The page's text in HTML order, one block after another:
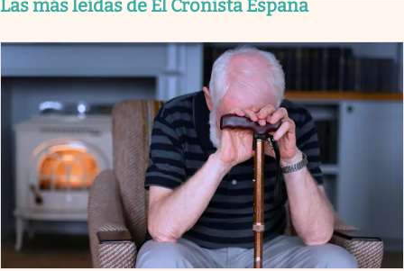
Las más leídas de El Cronista España